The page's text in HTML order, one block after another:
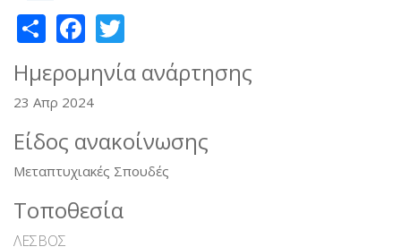
ShareFacebook
Ημερομηνία ανάρτησης
23 Απρ 2024
Είδος ανακοίνωσης
Μεταπτυχιακές Σπουδές
Τοποθεσία
ΛΕΣΒΟΣ